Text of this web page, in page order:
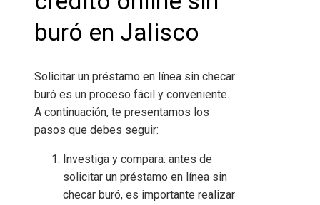
buró en Jalisco
Solicitar un préstamo en línea sin checar
buró es un proceso fácil y conveniente.
A continuación, te presentamos los
pasos que debes seguir:
Investiga y compara: antes de
solicitar un préstamo en línea sin
checar buró, es importante realizar